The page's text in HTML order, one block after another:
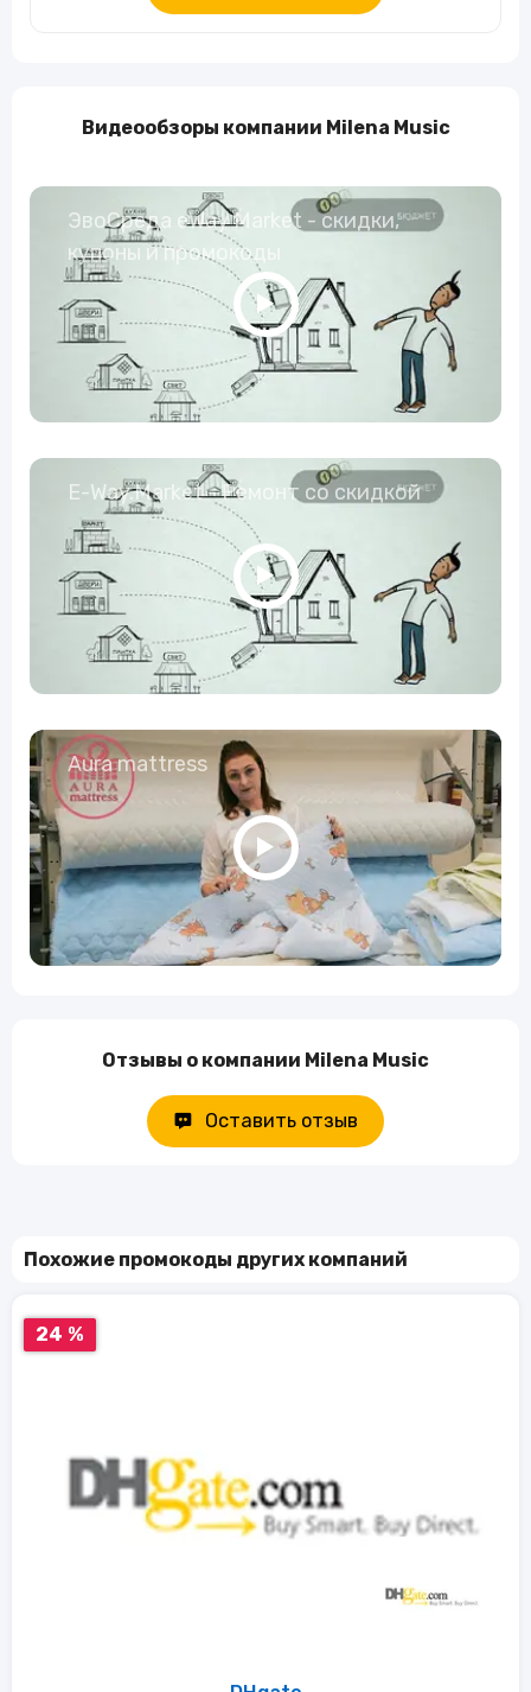
Видеообзоры компании Milena Music
ЭвоСреда eWay Market - скидки,
купоны и промокоды
E-Way.Market - Ремонт со скидкой
Aura mattress
Отзывы о компании Milena Music
Оставить отзыв
Похожие промокоды других компаний
24 %